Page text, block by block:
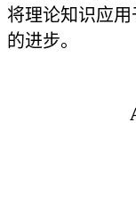
将理论知识应
的进步。